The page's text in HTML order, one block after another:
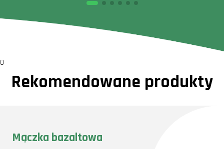
0
Rekomendowane produkty
Mączka bazaltowa